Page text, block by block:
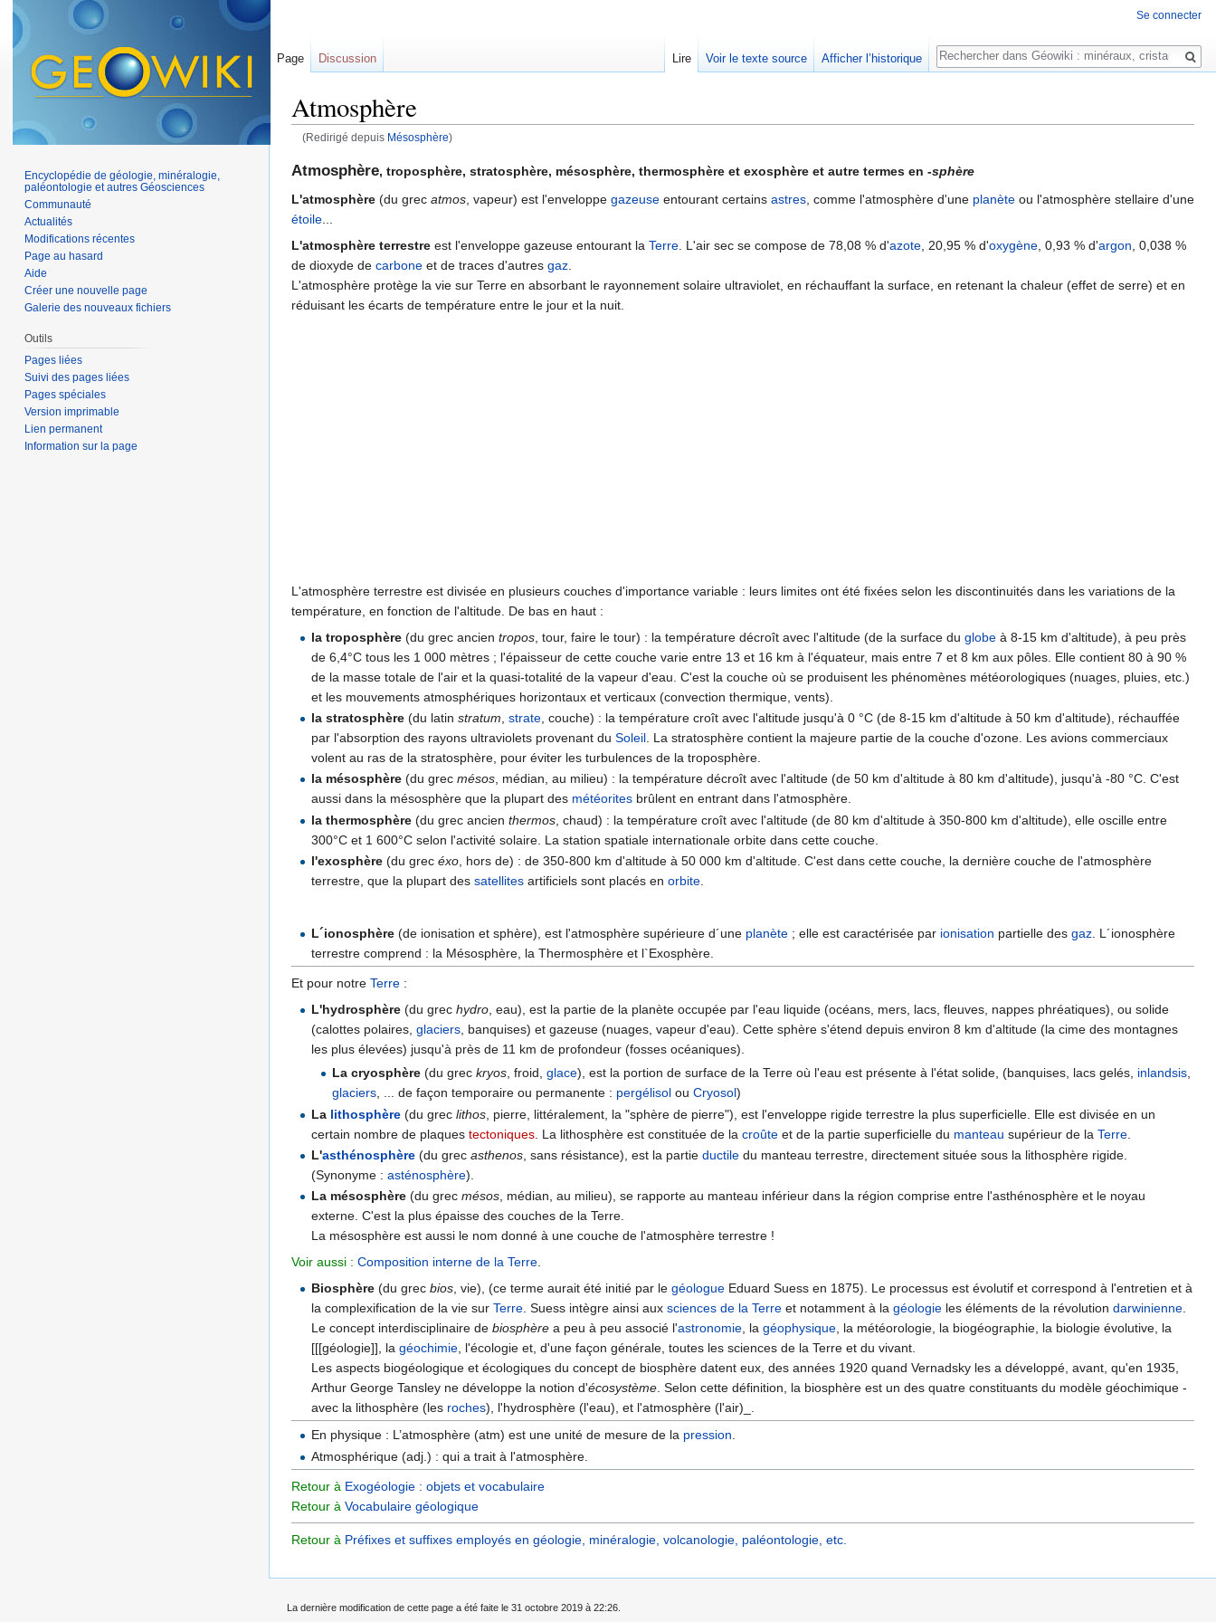
Atmosphère
(Redirigé depuis Mésosphère)
Atmosphère, troposphère, stratosphère, mésosphère, thermosphère et exosphère et autre termes en -sphère
L'atmosphère (du grec atmos , vapeur) est l'enveloppe gazeuse entourant certains astres , comme l'atmosphère d'une planète ou l'atmosphère stellaire d'une
étoile
L'atmosphère terrestre est l'enveloppe gazeuse entourant la Terre . L'air sec se compose de 78,08 % d'azote , 20,95 % d'oxygène , 0,93 % d'argon , 0,038 %
de dioxyde de carbone et de traces d'autres gaz
L'atmosphère protège la vie sur Terre en absorbant le rayonnement solaire ultraviolet, en réchauffant la surface, en retenant la chaleur (effet de serre) et en
réduisant les écarts de température entre le jour et la nuit.
L'atmosphère terrestre est divisée en plusieurs couches d'importance variable : leurs limites ont été fixées selon les discontinuités dans les variations de la
température, en fonction de l'altitude. De bas en haut :
la troposphère(du grec ancientropos , tour, faire le tour) : la température décroît avec l'altitude (de la surface duglobe à 8-15 km d'altitude), à peu près
de 6,4°C tous les 1 000 mètres ; l'épaisseur de cette couche varie entre 13 et 16 km à l'équateur, mais entre 7 et 8 km aux pôles. Elle contient 80 à 90 %
de la masse totale de l'air et la quasi-totalité de la vapeur d'eau. C'est la couche où se produisent les phénomènes météorologiques (nuages, pluies, etc.)
et les mouvements atmosphériques horizontaux et verticaux (convection thermique, vents).
la stratosphère (du latinstratum ,strate , couche) : la température croît avec l'altitude jusqu'à 0 °C (de 8-15 km d'altitude à 50 km d'altitude), réchauffée
par l'absorption des rayons ultraviolets provenant duSoleil . La stratosphère contient la majeure partie de la couche d'ozone. Les avions commerciaux
volent au ras de la stratosphère, pour éviter les turbulences de la troposphère.
la mésosphère (du grecmésos, médian, au milieu) : la température décroît avec l'altitude (de 50 km d'altitude à 80 km d'altitude), jusqu'à -80 °C. C'est
aussi dans la mésosphère que la plupart des météorites brûlent en entrant dans l'atmosphère.
la thermosphère (du grec ancienthermos , chaud) : la température croît avec l'altitude (de 80 km d'altitude à 350-800 km d'altitude), elle oscille entre
300°C et 1 600°C selon l'activité solaire. La station spatiale internationale orbite dans cette couche.
l'exosphère(du grecéxo, hors de) : de 350-800 km d'altitude à 50 000 km d'altitude. C'est dans cette couche, la dernière couche de l'atmosphère
terrestre, que la plupart dessatellites artificiels sont placés enorbite.
L´ionosphère (de ionisation et sphère), est l'atmosphère supérieure d´une planète ; elle est caractérisée par ionisation partielle desgaz. L´ionosphère
terrestre comprend : la Mésosphère, la Thermosphère et l`Exosphère.
Et pour notre Terre :
L'hydrosphère (du grechydro , eau), est la partie de la planète occupée par l'eau liquide (océans, mers, lacs, fleuves, nappes phréatiques), ou solide
(calottes polaires,glaciers , banquises) et gazeuse (nuages, vapeur d'eau). Cette sphère s'étend depuis environ 8 km d'altitude (la cime des montagnes
les plus élevées) jusqu'à près de 11 km de profondeur (fosses océaniques).
La cryosphère(du grec kryos, froid, glace), est la portion de surface de la Terre où l'eau est présente à l'état solide, (banquises, lacs gelés, inlandsis,
glaciers, ... de façon temporaire ou permanente : pergélisolou Cryosol‎)
La lithosphère (du greclithos , pierre, littéralement, la "sphère de pierre"), est l'enveloppe rigide terrestre la plus superficielle. Elle est divisée en un
certain nombre de plaquestectoniques . La lithosphère est constituée de lacroûte et de la partie superficielle du manteau supérieur de laTerre
L'asthénosphère (du grecasthenos , sans résistance), est la partieductile du manteau terrestre, directement située sous la lithosphère rigide.
(Synonyme :asténosphère).
La mésosphère (du grecmésos, médian, au milieu), se rapporte au manteau inférieur dans la région comprise entre l'asthénosphère et le noyau
externe. C'est la plus épaisse des couches de la Terre.
La mésosphère est aussi le nom donné à une couche de l'atmosphère terrestre !
Voir aussi : Composition interne de la Terre.
Biosphère (du grecbios, vie), (ce terme aurait été initié par legéologue Eduard Suess en 1875). Le processus est évolutif et correspond à l'entretien et à
la complexification de la vie surTerre. Suess intègre ainsi auxsciences de la Terre et notamment à lagéologie les éléments de la révolutiondarwinienne.
Le concept interdisciplinaire debiosphère a peu à peu associé l'astronomie, lagéophysique, la météorologie, la biogéographie, la biologie évolutive, la
[[[géologie]], lagéochimie, l'écologie et, d'une façon générale, toutes les sciences de la Terre et du vivant.
Les aspects biogéologique et écologiques du concept de biosphère datent eux, des années 1920 quand Vernadsky les a développé, avant, qu'en 1935,
Arthur George Tansley ne développe la notion d'écosystème. Selon cette définition, la biosphère est un des quatre constituants du modèle géochimique -
avec la lithosphère (les roches), l'hydrosphère (l'eau), et l'atmosphère (l'air)_.
En physique : L’atmosphère (atm) est une unité de mesure de la pression.
Atmosphérique (adj.) : qui a trait à l'atmosphère.
Retour à Exogéologie : objets et vocabulaire
Retour à Vocabulaire géologique
Retour à Préfixes et suffixes employés en géologie, minéralogie, volcanologie, paléontologie, etc.‎
Se connecter
Page Discussion Lire Voir le texte source Afficher l’historique
Rechercher
Encyclopédie de géologie, minéralogie,
paléontologie et autres Géosciences
Communauté
Actualités
Modifications récentes
Page au hasard
Aide
Créer une nouvelle page
Galerie des nouveaux fichiers
Outils
Pages liées
Suivi des pages liées
Pages spéciales
Version imprimable
Lien permanent
Information sur la page
La dernière modification de cette page a été faite le 31 octobre 2019 à 22:26.